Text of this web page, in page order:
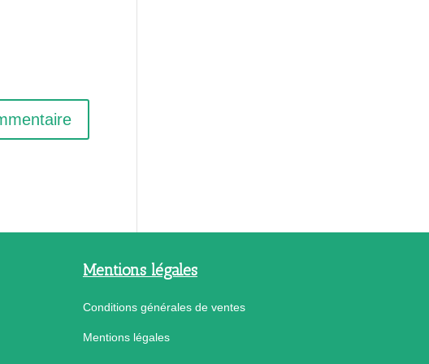
Mentions légales
Conditions générales de ventes
Mentions légales